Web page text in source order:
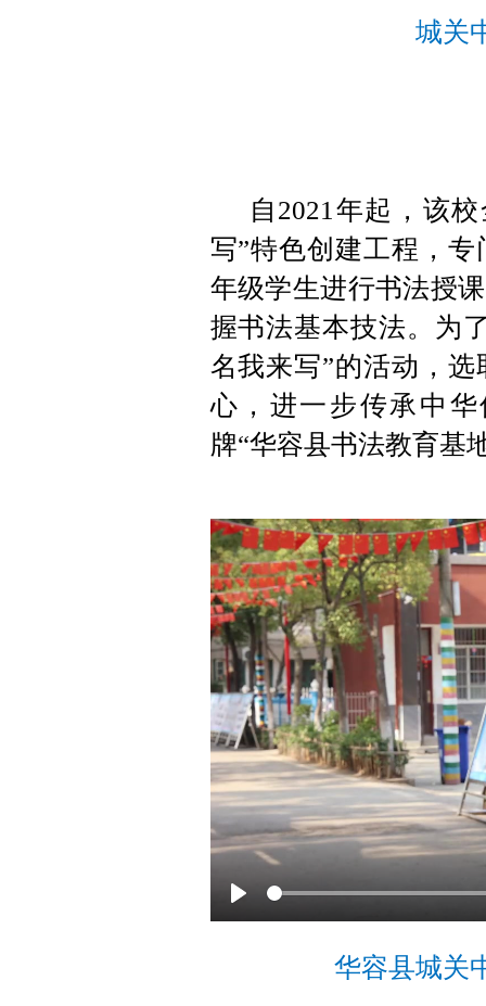
城关
自2021年起，该
写”特色创建工程，
年级学生进行书法授
握书法基本技法。为
名我来写”的活动，
心，进一步传承中
牌“华容县书法教育基
P
华容县城关